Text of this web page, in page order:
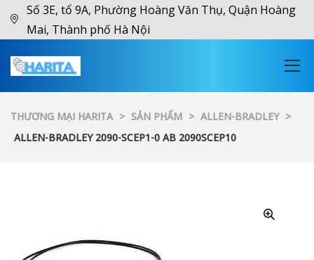
Số 3E, tổ 9A, Phường Hoàng Văn Thụ, Quận Hoàng
Mai, Thành phố Hà Nội
THƯƠNG MẠI HARITA > SẢN PHẨM > ALLEN-BRADLEY >
ALLEN-BRADLEY 2090-SCEP1-0 AB 2090SCEP10